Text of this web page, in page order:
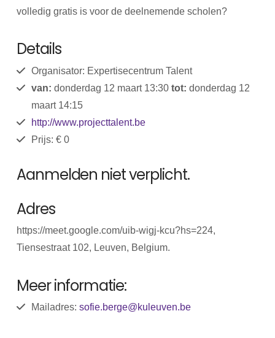
volledig gratis is voor de deelnemende scholen?
Details
Organisator: Expertisecentrum Talent
van: donderdag 12 maart 13:30 tot: donderdag 12
maart 14:15
http://www.projecttalent.be
Prijs: € 0
Aanmelden niet verplicht.
Adres
https://meet.google.com/uib-wigj-kcu?hs=224,
Tiensestraat 102, Leuven, Belgium.
Meer informatie:
Mailadres: sofie.berge@kuleuven.be